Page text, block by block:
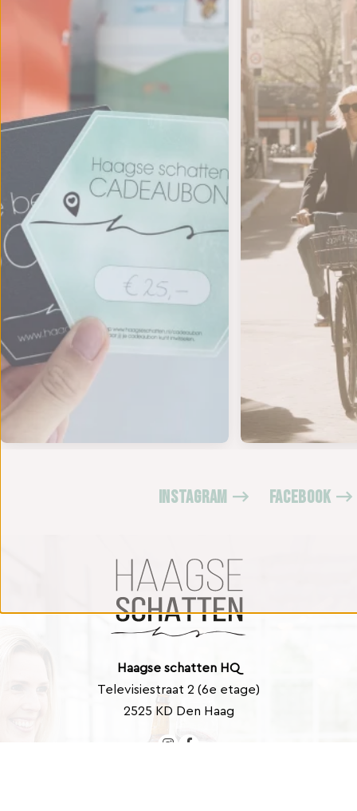
INSTAGRAM FACEBOOK
Haagse schatten HQ
Televisiestraat 2 (6e etage)
2525 KD Den Haag